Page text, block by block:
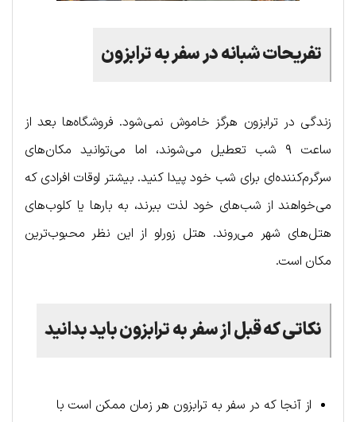
تفریحات شبانه در سفر به ترابزون
زندگی در ترابزون هرگز خاموش نمی‌شود. فروشگاه‌ها بعد از
ساعت ۹ شب تعطیل می‌شوند، اما می‌توانید مکان‌های
سرگرم‌کننده‌ای برای شب خود پیدا کنید. بیشتر اوقات افرادی که
می‌خواهند از شب‌های خود لذت ببرند، به بارها یا کلوب‌های
هتل‌های شهر می‌روند. هتل زورلو از این نظر محبوب‌ترین
مکان است.
نکاتی که قبل از سفر به ترابزون باید بدانید
از آنجا که در سفر به ترابزون هر زمان ممکن است با